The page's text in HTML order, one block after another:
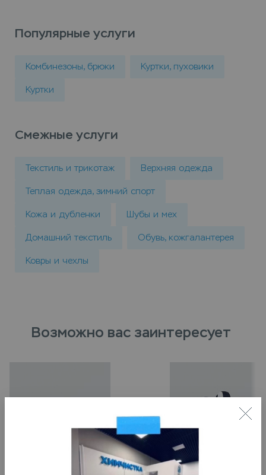
Популярные услуги
Комбинезоны, брюки Куртки, пуховики
Куртки
Смежные услуги
Текстиль и трикотаж Верхняя одежда
Теплая одежда, зимний спорт
Кожа и дубленки Шубы и мех
Домашний текстиль Обувь, кожгалантерея
Ковры и чехлы
Возможно вас заинтересует